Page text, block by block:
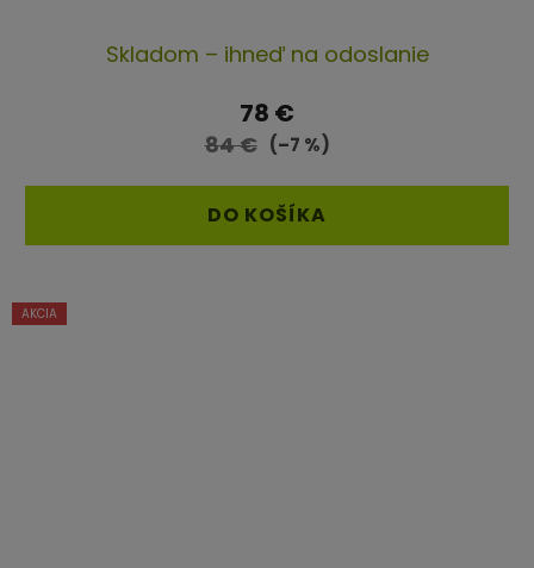
hodnotenie
produktu
je
z
5
Skladom – ihneď na odoslanie
78 €
84 € (–7 %)
DO KOŠÍKA
AKCIA